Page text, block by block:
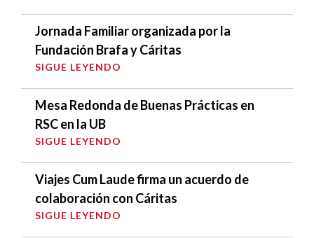
Jornada Familiar organizada por la
Fundación Brafa y Cáritas
SIGUE LEYENDO
Mesa Redonda de Buenas Prácticas en
RSC en la UB
SIGUE LEYENDO
Viajes Cum Laude firma un acuerdo de
colaboración con Cáritas
SIGUE LEYENDO